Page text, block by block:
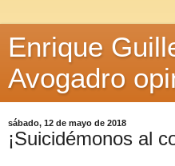
Enrique
Avogadro
sábado, 12 de mayo de 2018
¡Suicidémonos al